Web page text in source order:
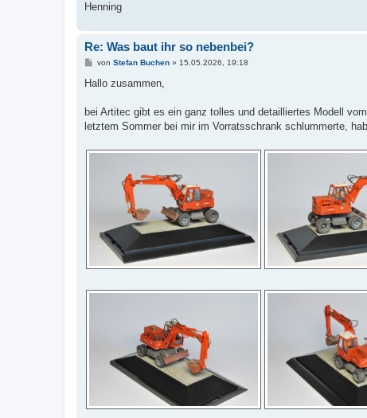
Henning
Re: Was baut ihr so nebenbei?
B
i
a
von Stefan Buchen» 15.05.2026, 19:18
Hallo zusammen,
bei Artitec gibt es ein ganz tolles und detailliertes Modell
letztem Sommer bei mir im Vorratsschrank schlummerte,